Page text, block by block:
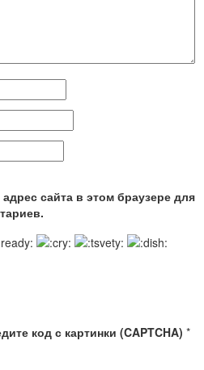
сайта в этом браузере для
код с картинки (CAPTCHA) *